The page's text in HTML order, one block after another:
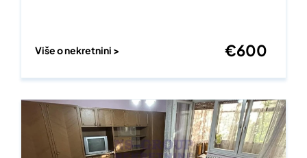
Više o nekretnini > €600